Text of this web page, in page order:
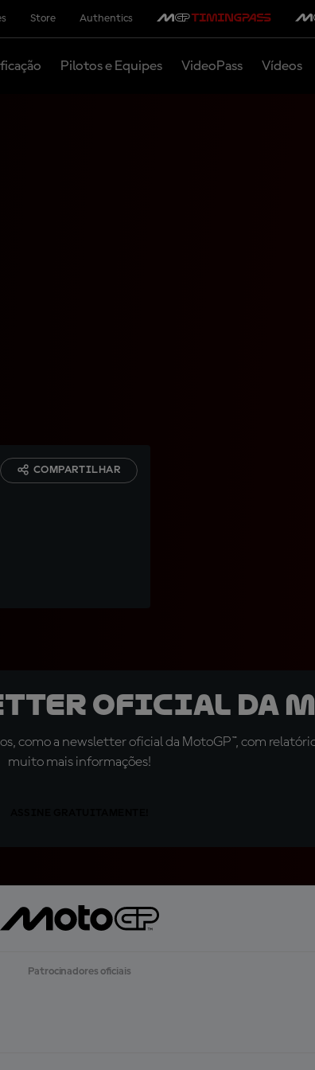
Store Authentics
Pilotos e Equipes VideoPass Vídeos
COMPARTILHAR
oficial da
como a newsletter oficial da MotoGP™, com
muito mais informações!
Patrocinadores oficiais